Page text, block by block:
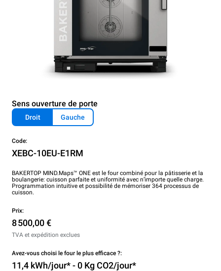
Sens ouverture de porte
Droit Gauche
Code:
XEBC-10EU-E1RM
BAKERTOP MIND.Maps™ ONE est le four combiné pour la pâtisserie et la
boulangerie: cuisson parfaite et uniformité avec n’importe quelle charge.
Programmation intuitive et possibilité de mémoriser 364 processus de
cuisson.
Prix:
8 500,00 €
TVA et expédition exclues
Avez-vous choisi le four le plus efficace ?:
11,4 kWh/jour* - 0 Kg CO2/jour*